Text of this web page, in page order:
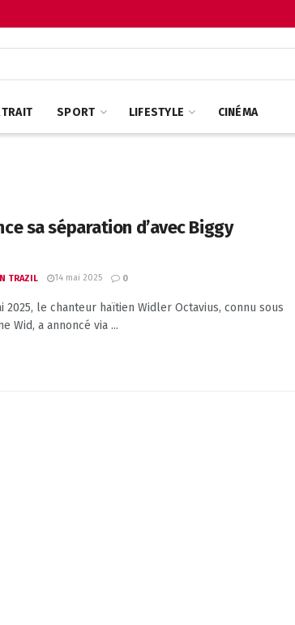
SPORT LIFESTYLE CINÉMA
sa séparation d’avec Biggy
TRAZIL 14 mai 2025 0
2025, le chanteur haïtien Widler Octavius, connu sous
Wid, a annoncé via ...